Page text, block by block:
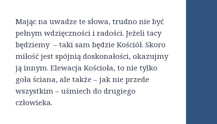
Mając na uwadze te słowa, trudno nie być
pełnym wdzięczności i radości. Jeżeli tacy
będziemy – taki sam będzie Kościół. Skoro
miłość jest spójnią doskonałości, okazujmy
ją innym. Elewacja Kościoła, to nie tylko
goła ściana, ale także – jak nie przede
wszystkim – uśmiech do drugiego
człowieka.